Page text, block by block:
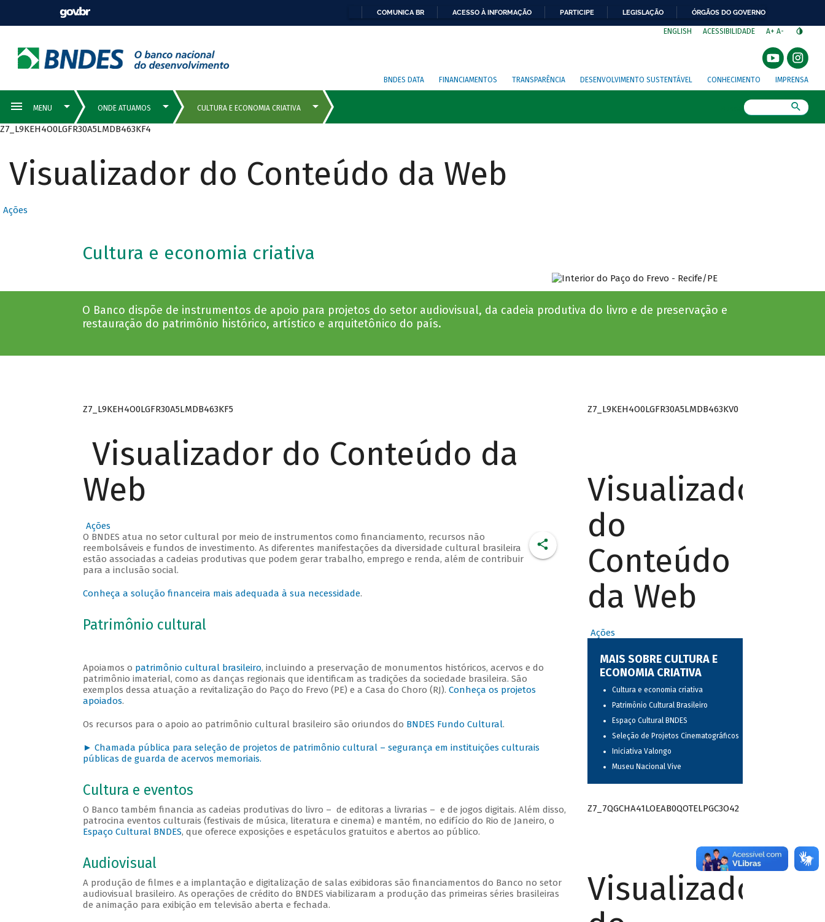
COMUNICA BR ACESSO À INFORMAÇÃO PARTICIPE LEGISLAÇÃO ÓRGÃOS DO GOVERNO
ENGLISH ACESSIBILIDADE A+ A-
BNDES DATA FINANCIAMENTOS TRANSPARÊNCIA DESENVOLVIMENTO SUSTENTÁVEL CONHECIMENTO IMPRENSA
Z7_L9KEH4O0LGFR30A5LMDB463KF4
Visualizador do Conteúdo da Web
Ações
Cultura e economia criativa
O Banco dispõe de instrumentos de apoio para projetos do setor audiovisual, da cadeia produtiva do livro e de preservação e
restauração do patrimônio histórico, artístico e arquitetônico do país.
Z7_L9KEH4O0LGFR30A5LMDB463KF5
Visualizador do Conteúdo da
Web
Ações
O BNDES atua no setor cultural por meio de instrumentos como financiamento, recursos não
reembolsáveis e fundos de investimento. As diferentes manifestações da diversidade cultural brasileira
estão associadas a cadeias produtivas que podem gerar trabalho, emprego e renda, além de contribuir
para a inclusão social.
Conheça a solução financeira mais adequada à sua necessidade.
Patrimônio cultural
Apoiamos o patrimônio cultural brasileiro, incluindo a preservação de monumentos históricos, acervos e do
patrimônio imaterial, como as danças regionais que identificam as tradições da sociedade brasileira. São
exemplos dessa atuação a revitalização do Paço do Frevo (PE) e a Casa do Choro (RJ). Conheça os projetos
apoiados.
Os recursos para o apoio ao patrimônio cultural brasileiro são oriundos do BNDES Fundo Cultural.
► Chamada pública para seleção de projetos de patrimônio cultural – segurança em instituições culturais
públicas de guarda de acervos memoriais.
Cultura e eventos
O Banco também financia as cadeias produtivas do livro – de editoras a livrarias – e de jogos digitais. Além disso,
patrocina eventos culturais (festivais de música, literatura e cinema) e mantém, no edifício do Rio de Janeiro, o
Espaço Cultural BNDES, que oferece exposições e espetáculos gratuitos e abertos ao público.
Audiovisual
A produção de filmes e a implantação e digitalização de salas exibidoras são financiamentos do Banco no setor
audiovisual brasileiro. As operações de crédito do BNDES viabilizaram a produção das primeiras séries brasileiras
de animação para exibição em televisão aberta e fechada.
Z7_L9KEH4O0LGFR30A5LMDB463KV0
Visualizador
do
Conteúdo
da Web
Ações
MAIS SOBRE CULTURA E
ECONOMIA CRIATIVA
Cultura e economia criativa
Patrimônio Cultural Brasileiro
Espaço Cultural BNDES
Seleção de Projetos Cinematográficos
Iniciativa Valongo
Museu Nacional Vive
Z7_7QGCHA41LOEAB0QOTELPGC3O42
Visualizador